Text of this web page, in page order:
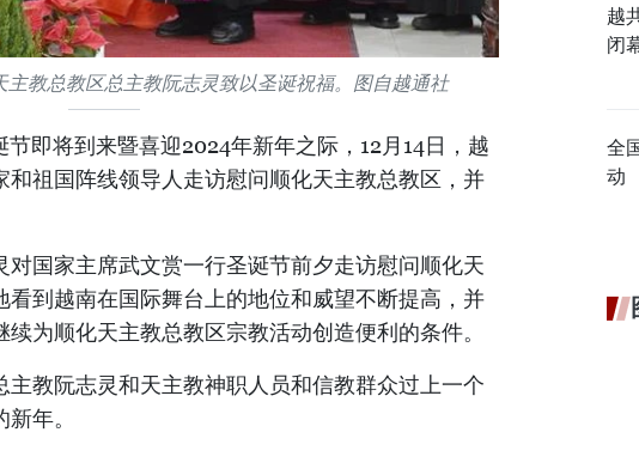
主教总教区总主教阮志灵致以圣诞祝福。图自越通社
即将到来暨喜迎2024年新年之际，12月14日，越
祖国阵线领导人走访慰问顺化天主教总教区，并
国家主席武文赏一行圣诞节前夕走访慰问顺化天
看到越南在国际舞台上的地位和威望不断提高，并
为顺化天主教总教区宗教活动创造便利的条件。
教阮志灵和天主教神职人员和信教群众过上一个
年。
越
闭
全
动